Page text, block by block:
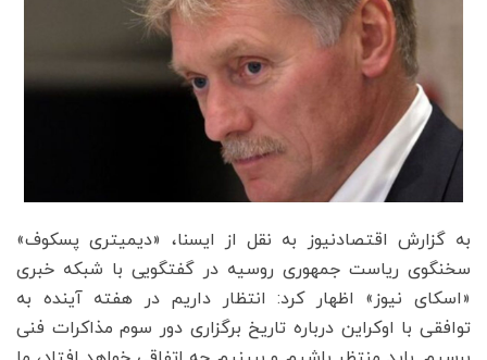
به گزارش اقتصادنیوز به نقل از ایسنا، «دیمیتری پسکوف»
سخنگوی ریاست جمهوری روسیه در گفتگویی با شبکه خبری
«اسکای نیوز» اظهار کرد: انتظار داریم در هفته آینده به
توافقی با اوکراین درباره تاریخ برگزاری دور سوم مذاکرات فنی